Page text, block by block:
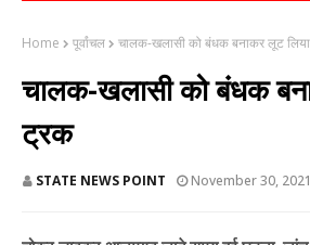
Home पूर्वांचल चालक-खलासी को बंधक बनाकर लूट
चालक-खलासी को बंधक
ट्रक
STATE NEWS POINT November 30, 2021